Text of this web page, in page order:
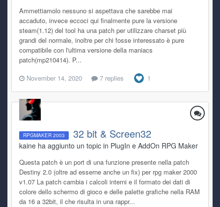
Ammettiamolo nessuno si aspettava che sarebbe mai
accaduto, invece eccoci qui finalmente pure la versione
steam(1.12) del tool ha una patch per utilizzare charset più
grandi del normale, inoltre per chi fosse interessato è pure
compatibile con l'ultima versione della maniacs
patch(mp210414). P...
November 14, 2020
7 replies 1
RPGMAKER 2003 32 bit & Screen32
kaine ha aggiunto un topic in PlugIn e AddOn RPG Maker
Questa patch è un port di una funzione presente nella patch
Destiny 2.0 (oltre ad esserne anche un fix) per rpg maker 2000
v1.07 La patch cambia i calcoli interni e il formato dei dati di
colore dello schermo di gioco e delle palette grafiche nella RAM
da 16 a 32bit, il che risulta in una rappr...